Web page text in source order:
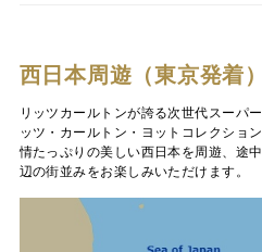
西日本周遊（東京発着）
リッツカールトンが誇る次世代スーパ
ッツ・カールトン・ヨットコレクショ
情たっぷりの美しい西日本を周遊、途
辺の街並みをお楽しみいただけます。